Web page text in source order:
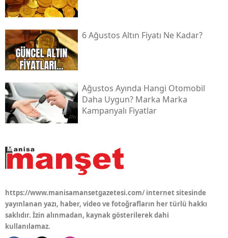
6 Ağustos Altın Fiyatı Ne Kadar?
Ağustos Ayında Hangi Otomobil
Daha Uygun? Marka Marka
Kampanyalı Fiyatlar
https://www.manisamansetgazetesi.com/ internet sitesinde
yayınlanan yazı, haber, video ve fotoğrafların her türlü hakkı
saklıdır. İzin alınmadan, kaynak gösterilerek dahi
kullanılamaz.